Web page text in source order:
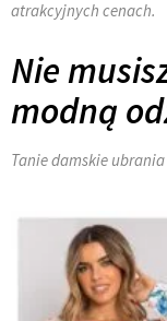
atrakcyjnych cenach.
Nie
modną
Tanie damskie